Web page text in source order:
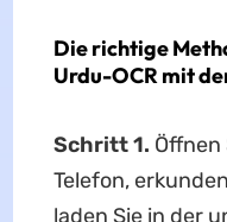
Die richtige
Urdu-OCR mit
Schritt 1. Öffnen
Telefon,
laden Sie in der